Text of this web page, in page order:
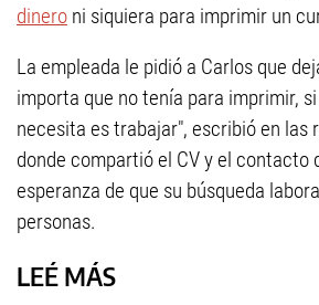
dinero ni siquiera para imprimir un
La empleada le pidió a Carlos que
importa que no tenía para imprimir,
necesita es trabajar", escribió en las
donde compartió el CV y el contacto
esperanza de que su búsqueda
personas.
LEÉ MÁS